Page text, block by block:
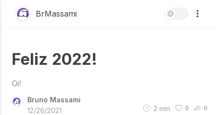
BrMassami
Feliz 2022!
Oi!
Bruno Massami
12/26/2021
2 min 0 0